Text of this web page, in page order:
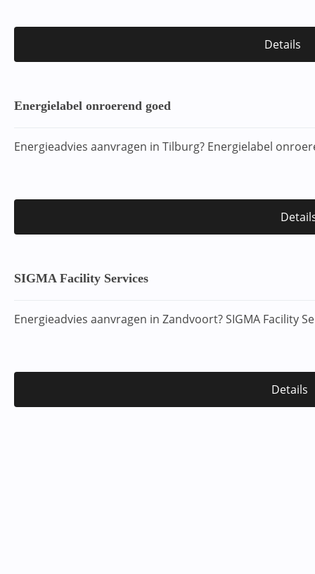
Details
Energielabel onroerend goed
Energieadvies aanvragen in Tilburg? Energielabel
SIGMA Facility Services
Energieadvies aanvragen in Zandvoort? SIGMA Facility
Details